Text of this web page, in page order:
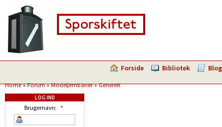
Forside Bibliotek Blog
Home»Forum»Modeljernbaner»Generelt
LOG IND
Brugernavn: *